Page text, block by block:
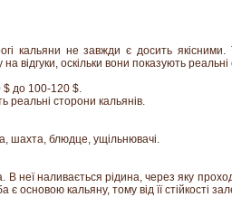
кальяни не завжди є досить якісними.
відгуки, оскільки вони показують
$ до 100-120 $.
реальні сторони кальянів.
шахта, блюдце, ущільнювачі.
В неї наливається рідина, через яку
кальяну, тому від її стійкості